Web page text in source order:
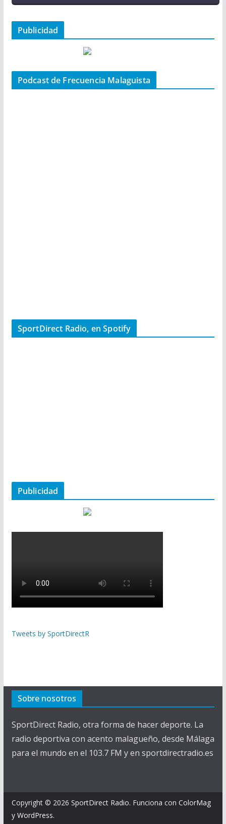
Publicidad
Podcast de Frecuencia Malaguista
SportDirect Radio, en Spotify
Publicidad
Tweets by SportDirectR
Sobre nosotros
SportDirect Radio, otra forma de hacer deporte. La
radio deportiva con acento malagueño, desde Málaga
para el mundo en el 103.7 FM y en sportdirectradio.es
Copyright © 2026 SportDirect Radio. Funciona con ColorMag
y WordPress.